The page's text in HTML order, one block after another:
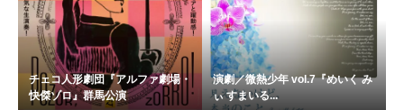
チェコ人形劇団『アルファ劇場・
快傑ゾロ』群馬公演
演劇／微熱少年 vol.7『めいく み
ぃ すまいる...